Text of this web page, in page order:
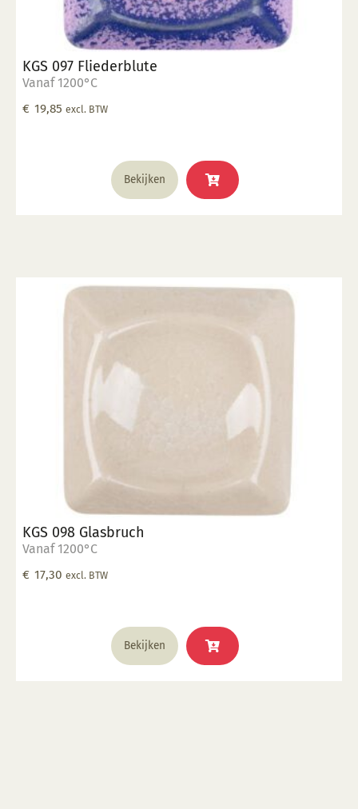
KGS 097 Fliederblute
Vanaf 1200°C
€ 19,85 excl. BTW
Bekijken
KGS 098 Glasbruch
Vanaf 1200°C
€ 17,30 excl. BTW
Bekijken